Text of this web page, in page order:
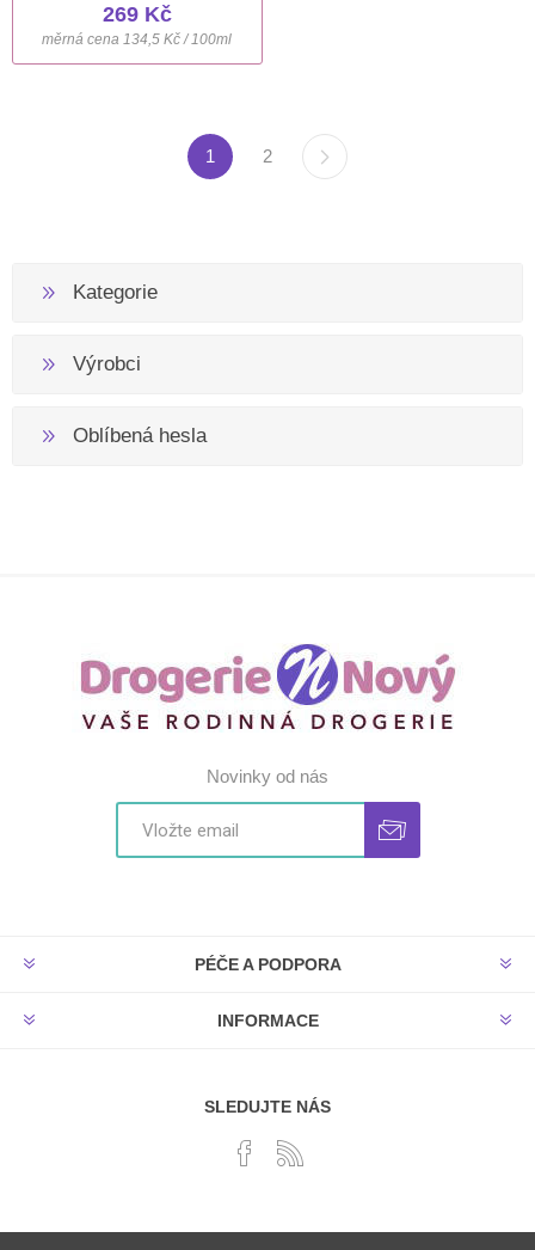
269 Kč
měrná cena 134,5 Kč / 100ml
1 2
Kategorie
Výrobci
Oblíbená hesla
Novinky od nás
PÉČE A PODPORA
INFORMACE
SLEDUJTE NÁS